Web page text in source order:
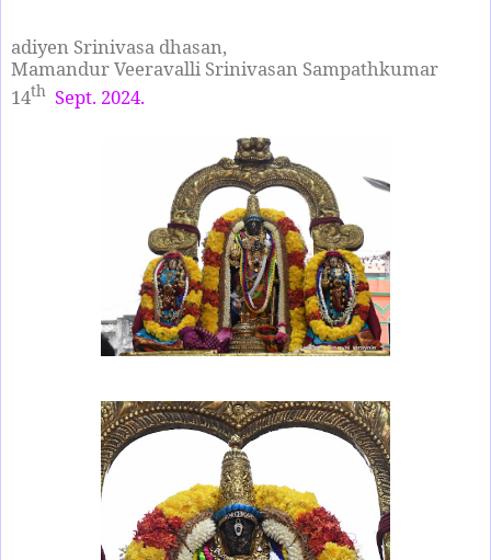
adiyen Srinivasa dhasan,
Mamandur Veeravalli Srinivasan Sampathkumar
14th Sept. 2024.